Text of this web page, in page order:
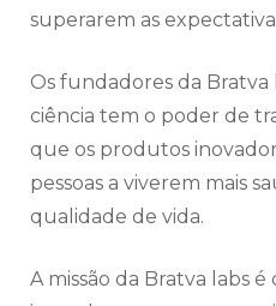
superarem as
Os fundadores da
ciência tem o poder de
que os produtos
pessoas a viverem mais
qualidade de vida.
A missão da Bratva labs